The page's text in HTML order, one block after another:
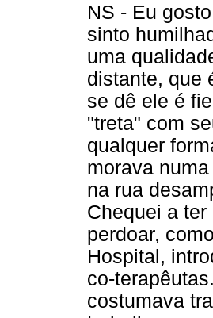
NS - Eu
sinto
uma
distante, que
se dê ele é
"treta" com
qualquer
morava
na rua
Chequei a
perdoar,
Hospital,
co-
costumava